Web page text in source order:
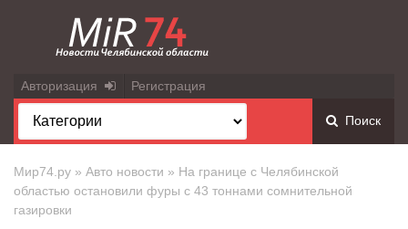
Авторизация Регистрация
Поиск
Мир74.ру » Авто новости » На границе с Челябинской
областью остановили фуры с 43 тоннами сомнительной
газировки